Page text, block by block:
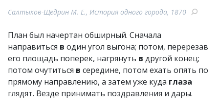
Салтыков-Щедрин М. Е., История одного города, 1870
План был начертан обширный. Сначала
направиться в один угол выгона; потом, перерезав
его площадь поперек, нагрянуть в другой конец;
потом очутиться в середине, потом ехать опять по
прямому направлению, а затем уже куда глаза
глядят. Везде принимать поздравления и дары.